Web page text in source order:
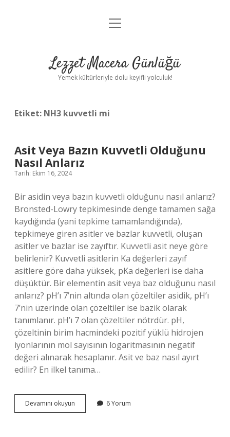
Anasayfa
Yasal Uyarı
menüyü
Lezzet Macera Günlüğü
Yemek kültürleriyle dolu keyifli yolculuk!
Etiket: NH3 kuvvetli mi
Asit Veya Bazın Kuvvetli Olduğunu
Nasıl Anlarız
Tarih: Ekim 16, 2024
Bir asidin veya bazın kuvvetli olduğunu nasıl anlarız?
Bronsted-Lowry tepkimesinde denge tamamen sağa
kaydığında (yani tepkime tamamlandığında),
tepkimeye giren asitler ve bazlar kuvvetli, oluşan
asitler ve bazlar ise zayıftır. Kuvvetli asit neye göre
belirlenir? Kuvvetli asitlerin Ka değerleri zayıf
asitlere göre daha yüksek, pKa değerleri ise daha
düşüktür. Bir elementin asit veya baz olduğunu nasıl
anlarız? pH’ı 7’nin altında olan çözeltiler asidik, pH’ı
7’nin üzerinde olan çözeltiler ise bazik olarak
tanımlanır. pH’ı 7 olan çözeltiler nötrdür. pH,
çözeltinin birim hacmindeki pozitif yüklü hidrojen
iyonlarının mol sayısının logaritmasının negatif
değeri alınarak hesaplanır. Asit ve baz nasıl ayırt
edilir? En ilkel tanıma…
Devamını okuyun
Veya
6 Yorum